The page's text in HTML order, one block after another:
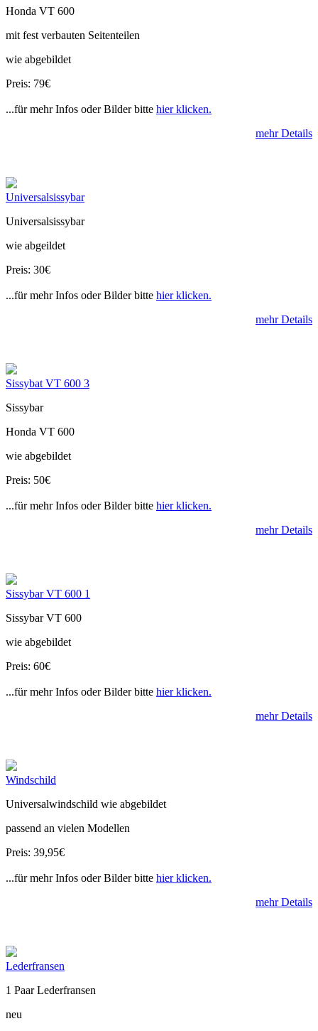
Honda VT 600
mit fest verbauten Seitenteilen
wie abgebildet
Preis: 79€
...für mehr Infos oder Bilder bitte hier klicken.
mehr Details
Universalsissybar
Universalsissybar
wie abgeildet
Preis: 30€
...für mehr Infos oder Bilder bitte hier klicken.
mehr Details
Sissybat VT 600 3
Sissybar
Honda VT 600
wie abgebildet
Preis: 50€
...für mehr Infos oder Bilder bitte hier klicken.
mehr Details
Sissybar VT 600 1
Sissybar VT 600
wie abgebildet
Preis: 60€
...für mehr Infos oder Bilder bitte hier klicken.
mehr Details
Windschild
Universalwindschild wie abgebildet
passend an vielen Modellen
Preis: 39,95€
...für mehr Infos oder Bilder bitte hier klicken.
mehr Details
Lederfransen
1 Paar Lederfransen
neu